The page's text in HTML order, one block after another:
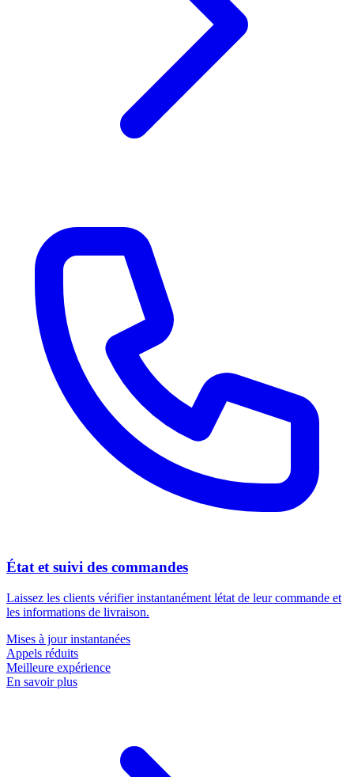
État et suivi des commandes
Laissez les clients vérifier instantanément létat de leur commande et
les informations de livraison.
Mises à jour instantanées
Appels réduits
Meilleure expérience
En savoir plus